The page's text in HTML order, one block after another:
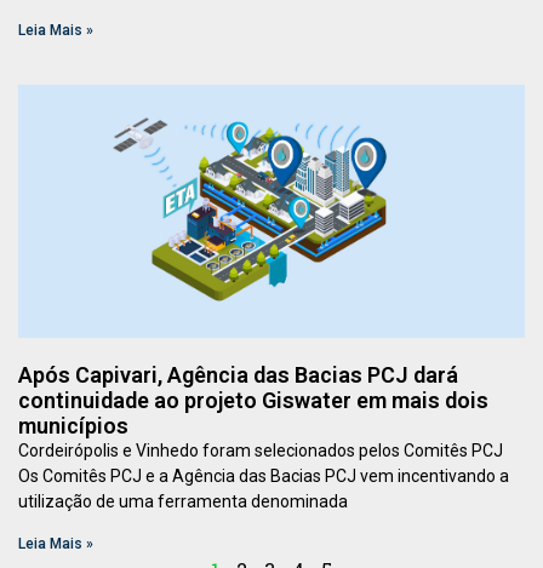
Leia Mais »
Após Capivari, Agência das Bacias PCJ dará
continuidade ao projeto Giswater em mais dois
municípios
Cordeirópolis e Vinhedo foram selecionados pelos Comitês PCJ
Os Comitês PCJ e a Agência das Bacias PCJ vem incentivando a
utilização de uma ferramenta denominada
Leia Mais »